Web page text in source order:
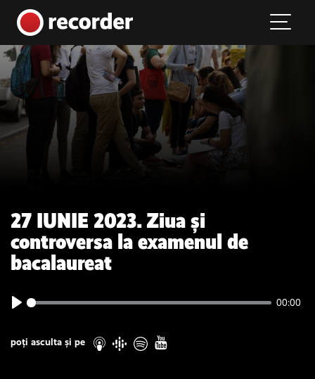
Skip to content
Main Navigation
27 IUNIE 2023. Ziua și
controversa la examenul de
bacalaureat
00:00
poți asculta și pe